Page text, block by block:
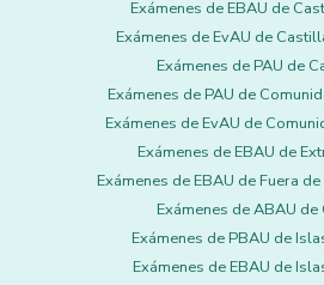
Exámenes de EBAU de
Exámenes de EvAU de
Exámenes de PAU de
Exámenes de PAU de
Exámenes de EvAU de
Exámenes de EBAU de
Exámenes de EBAU de Fuera
Exámenes de ABAU de
Exámenes de PBAU de
Exámenes de EBAU de